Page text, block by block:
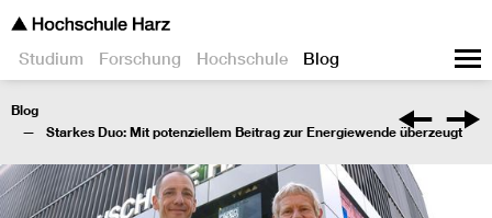
Studium Forschung Hochschule Blog
Blog
Starkes Duo: Mit potenziellem Beitrag zur Energiewende überzeugt